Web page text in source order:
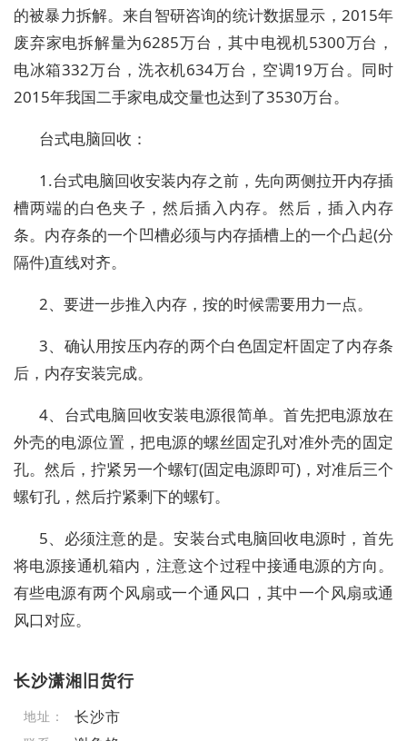
的被暴力拆解。来自智研咨询的统计数据显示，2015年
废弃家电拆解量为6285万台，其中电视机5300万台，
电冰箱332万台，洗衣机634万台，空调19万台。同时
2015年我国二手家电成交量也达到了3530万台。
台式电脑回收：
1.台式电脑回收安装内存之前，先向两侧拉开内存插
槽两端的白色夹子，然后插入内存。然后，插入内存
条。内存条的一个凹槽必须与内存插槽上的一个凸起(分
隔件)直线对齐。
2、要进一步推入内存，按的时候需要用力一点。
3、确认用按压内存的两个白色固定杆固定了内存条
后，内存安装完成。
4、台式电脑回收安装电源很简单。首先把电源放在
外壳的电源位置，把电源的螺丝固定孔对准外壳的固定
孔。然后，拧紧另一个螺钉(固定电源即可)，对准后三个
螺钉孔，然后拧紧剩下的螺钉。
5、必须注意的是。安装台式电脑回收电源时，首先
将电源接通机箱内，注意这个过程中接通电源的方向。
有些电源有两个风扇或一个通风口，其中一个风扇或通
风口对应。
长沙潇湘旧货行
地址： 长沙市